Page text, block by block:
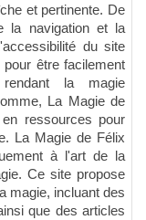
et pertinente. De
la navigation et la
du site
être facilement
la magie
La Magie de
ressources pour
La Magie de Félix
à l'art de la
Ce site propose
magie, incluant des
que des articles